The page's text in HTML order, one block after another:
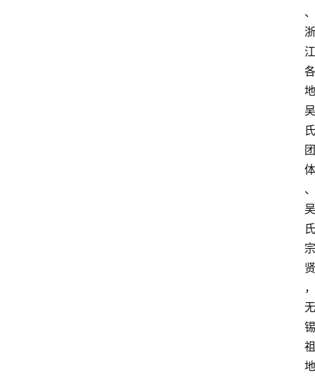
、
浙
江
各
地
吴
氏
团
体
、
吴
氏
宗
贤
，
无
锡
祖
地